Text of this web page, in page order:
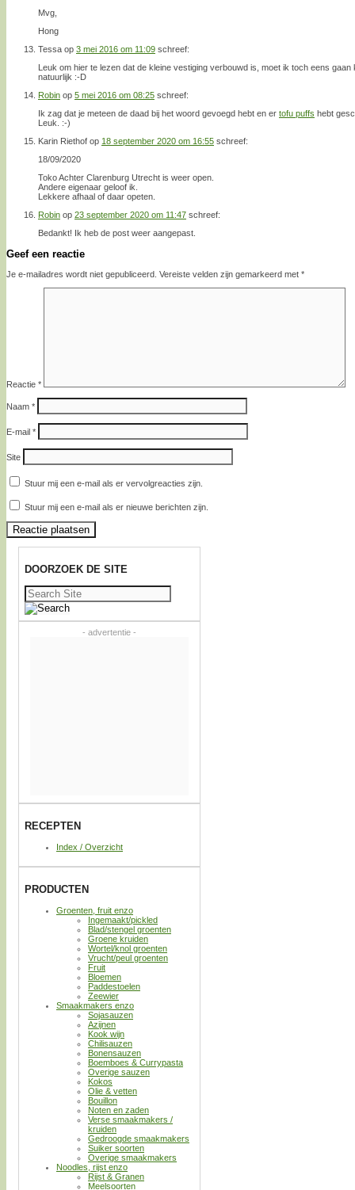
Mvg,
Hong
Tessa op 3 mei 2016 om 11:09 schreef:
Leuk om hier te lezen dat de kleine vestiging verbouwd is, moet ik toch eens
natuurlijk :-D
Robin op 5 mei 2016 om 08:25 schreef:
Ik zag dat je meteen de daad bij het woord gevoegd hebt en er tofu puffs hebt
Leuk. :-)
Karin Riethof op 18 september 2020 om 16:55 schreef:
18/09/2020
Toko Achter Clarenburg Utrecht is weer open.
Andere eigenaar geloof ik.
Lekkere afhaal of daar opeten.
Robin op 23 september 2020 om 11:47 schreef:
Bedankt! Ik heb de post weer aangepast.
Geef een reactie
Je e-mailadres wordt niet gepubliceerd. Vereiste velden zijn gemarkeerd met *
Reactie *
Naam *
E-mail *
Site
Stuur mij een e-mail als er vervolgreacties zijn.
Stuur mij een e-mail als er nieuwe berichten zijn.
DOORZOEK DE SITE
Zoeken
naar:
- advertentie -
RECEPTEN
Index / Overzicht
PRODUCTEN
Groenten, fruit enzo
Ingemaakt/pickled
Blad/stengel groenten
Groene kruiden
Wortel/knol groenten
Vrucht/peul groenten
Fruit
Bloemen
Paddestoelen
Zeewier
Smaakmakers enzo
Sojasauzen
Azijnen
Kook wijn
Chilisauzen
Bonensauzen
Boemboes & Currypasta
Overige sauzen
Kokos
Olie & vetten
Bouillon
Noten en zaden
Verse smaakmakers /
kruiden
Gedroogde smaakmakers
Suiker soorten
Overige smaakmakers
Noodles, rijst enzo
Rijst & Granen
Meelsoorten